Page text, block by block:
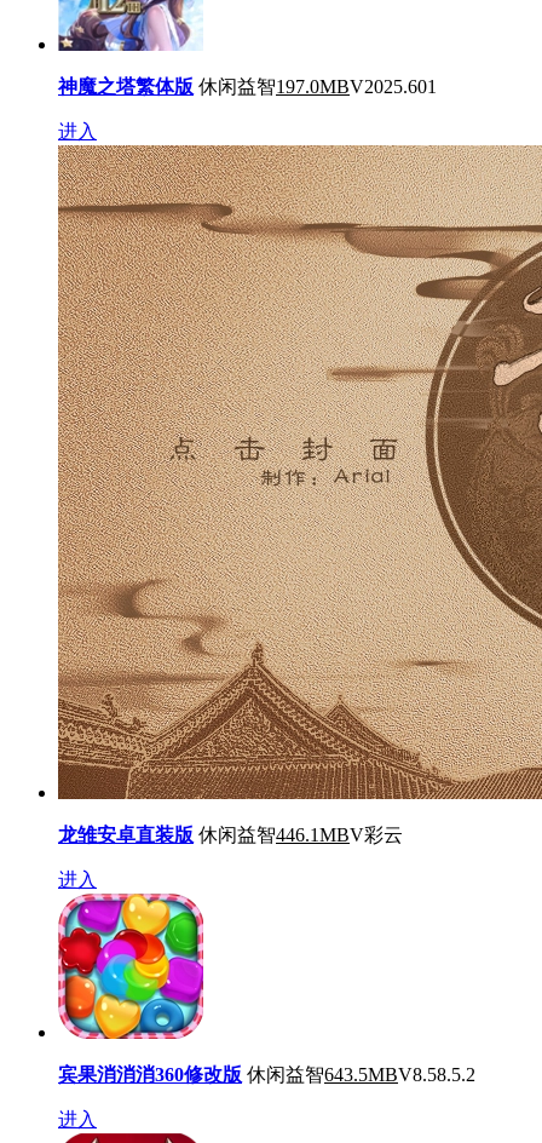
神魔之塔繁体版 休闲益智197.0MBV2025.601
进入
龙雏安卓直装版 休闲益智446.1MBV彩云
进入
宾果消消消360修改版 休闲益智643.5MBV8.58.5.2
进入